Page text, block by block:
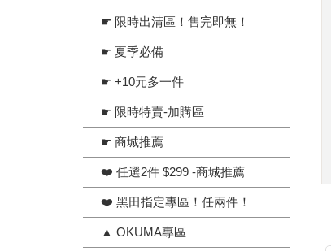
☛ 限時出清區！售完即無！
☛ 夏季必備
☛ +10元多一件
☛ 限時特賣-加購區
☛ 商城推薦
❤️ 任選2件 $299 -商城推薦
❤️ 黑田指定專區！任兩件！
▲ OKUMA專區